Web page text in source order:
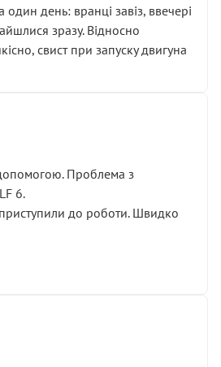
один день: вранці завіз, ввечері
зразу. Відносно
свист при запуску двигуна
Проблема з
6.
до роботи. Швидко